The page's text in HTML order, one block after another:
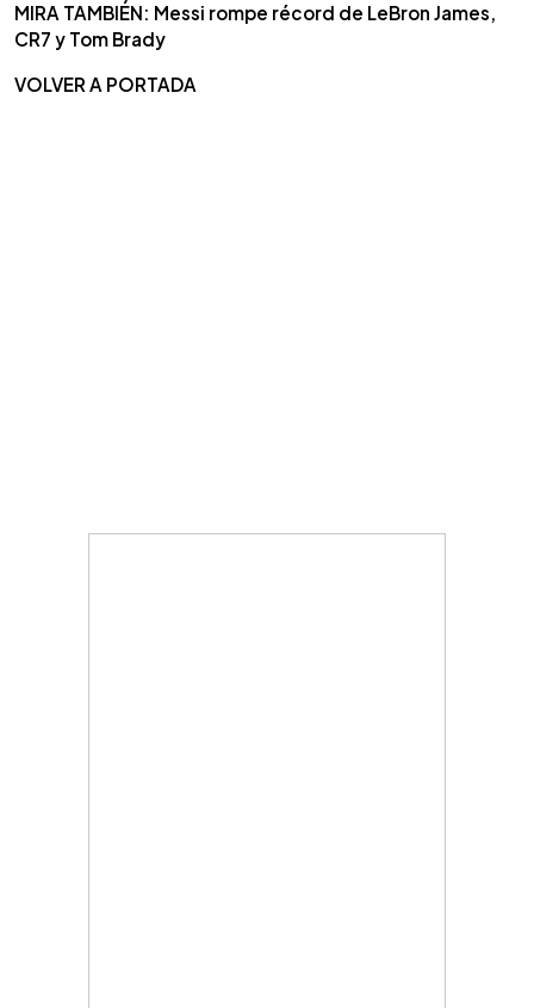
MIRA TAMBIÉN: Messi rompe récord de LeBron James,
CR7 y Tom Brady
VOLVER A PORTADA